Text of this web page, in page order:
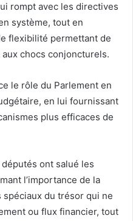
rompt avec les directives
système, tout en
flexibilité permettant de
chocs conjoncturels.
le rôle du Parlement en
en lui fournissant
plus efficaces de
ont salué les
l’importance de la
du trésor qui ne
ou flux financier, tout